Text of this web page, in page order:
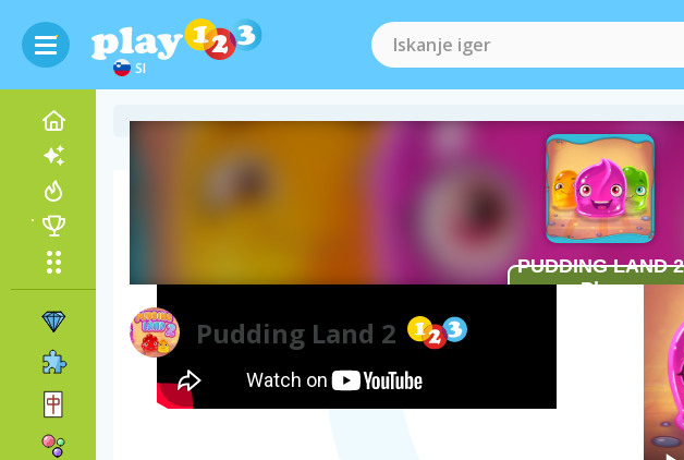
SI
Pudding Land 2
Videoposnetek igre